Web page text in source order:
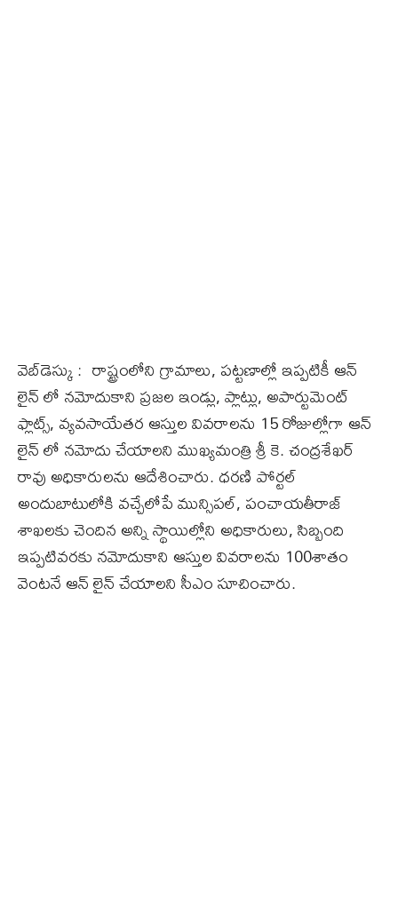
వెబ్‌డెస్కు : రాష్ట్రంలోని గ్రామాలు, పట్టణాల్లో ఇప్పటికీ ఆన్
లైన్ లో నమోదుకాని ప్రజల ఇండ్లు, ప్లాట్లు, అపార్టుమెంట్
ఫ్లాట్స్, వ్యవసాయేతర ఆస్తుల వివరాలను 15 రోజుల్లోగా ఆన్
లైన్ లో నమోదు చేయాలని ముఖ్యమంత్రి శ్రీ కె. చంద్రశేఖర్
రావు అధికారులను ఆదేశించారు. ధరణి పోర్టల్
అందుబాటులోకి వచ్చేలోపే మున్సిపల్, పంచాయతీరాజ్
శాఖలకు చెందిన అన్ని స్థాయిల్లోని అధికారులు, సిబ్బంది
ఇప్పటివరకు నమోదుకాని ఆస్తుల వివరాలను 100శాతం
వెంటనే ఆన్ లైన్ చేయాలని సీఎం సూచించారు.